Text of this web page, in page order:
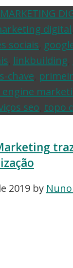
MARKETING
digital
sociais
linkbuilding
chave
engine
seo topo
2019 by